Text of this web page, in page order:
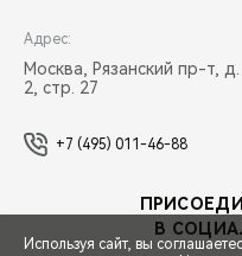
Адрес:
Москва, Рязанский пр-т, д.
2, стр. 27
+7 (495) 011-46-88
В
Используя сайт, вы